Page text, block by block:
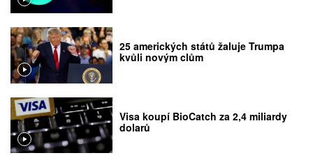
25 amerických států žaluje Trumpa
kvůli novým clům
Visa koupí BioCatch za 2,4 miliardy
dolarů